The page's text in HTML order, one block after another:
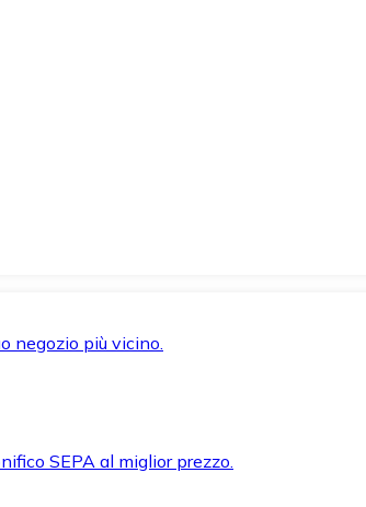
negozio più vicino.
SEPA al miglior prezzo.